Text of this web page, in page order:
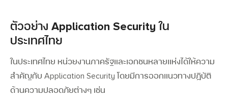
ตัวอย่าง Application Security ใน
ประเทศไทย
ในประเทศไทย หน่วยงานภาครัฐและเอกชนหลายแห่งได้ให้ความ
สำคัญกับ Application Security โดยมีการออกแนวทางปฏิบัติ
ด้านความปลอดภัยต่างๆ เช่น